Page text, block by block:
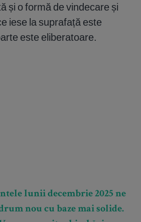
și o formă de vindecare și
iese la suprafață este
este eliberatoare.
lunii decembrie 2025 ne
nou cu baze mai solide.